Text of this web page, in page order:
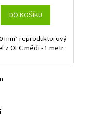
DO KOŠÍKU
mm² reproduktorový
z OFC měďi - 1 metr